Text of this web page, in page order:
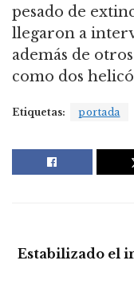
pesado de
llegaron a
además de
como dos
Etiquetas: portada
Estabilizado el